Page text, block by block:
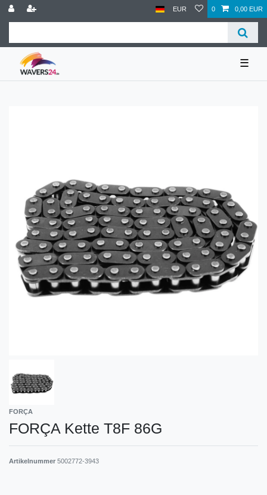
EUR 0 0,00 EUR
☰
FORÇA
FORÇA Kette T8F 86G
Artikelnummer 5002772-3943